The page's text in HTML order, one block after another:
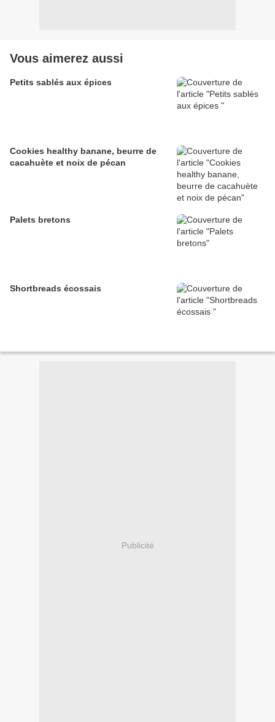
Vous aimerez aussi
Petits sablés aux épices
Cookies healthy banane, beurre de
cacahuète et noix de pécan
Palets bretons
Shortbreads écossais
Publicité